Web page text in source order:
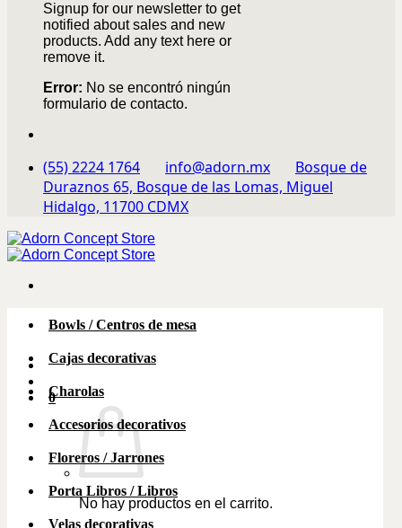
Signup for our newsletter to get
notified about sales and new
products. Add any text here or
remove it.
Error: No se encontró ningún
formulario de contacto.
(55) 2224 1764 info@adorn.mx
Bosque de
Duraznos 65, Bosque de las Lomas, Miguel
Hidalgo, 11700 CDMX
0
No hay productos en el carrito.
Bowls / Centros de mesa
Cajas decorativas
Charolas
Accesorios decorativos
Floreros / Jarrones
Porta Libros / Libros
Velas decorativas